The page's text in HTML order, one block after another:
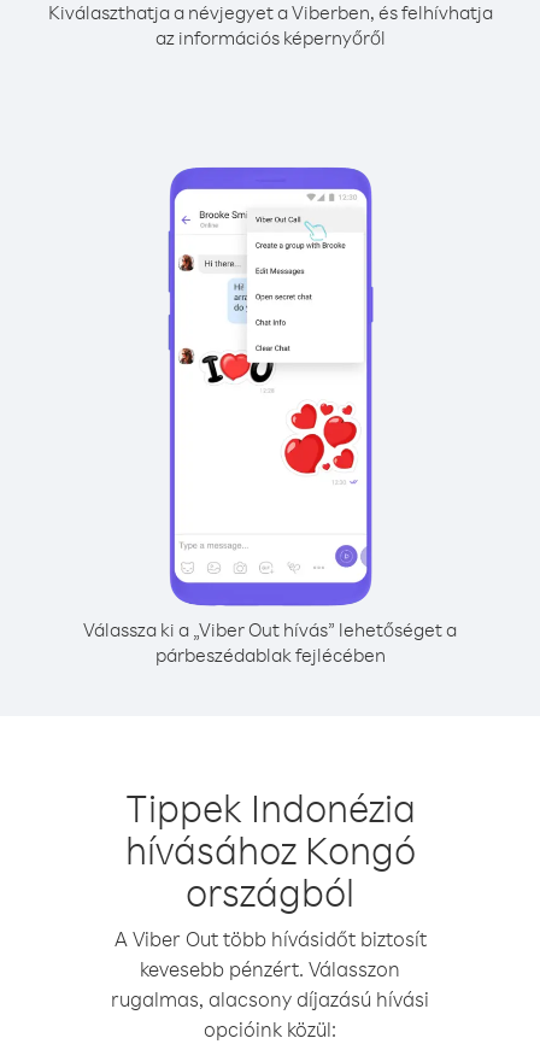
Kiválaszthatja a névjegyet a Viberben, és felhívhatja
az információs képernyőről
Válassza ki a „Viber Out hívás” lehetőséget a
párbeszédablak fejlécében
Tippek Indonézia
hívásához Kongó
országból
A Viber Out több hívásidőt biztosít
kevesebb pénzért. Válasszon
rugalmas, alacsony díjazású hívási
opcióink közül: